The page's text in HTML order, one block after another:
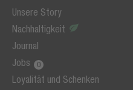
Unsere Story
Nachhaltigkeit
Journal
Jobs
Loyalität und Schenken